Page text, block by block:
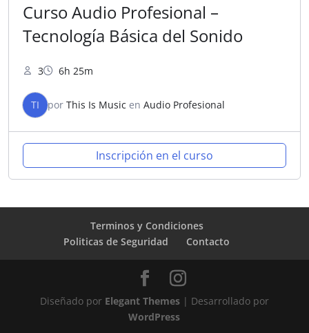
Curso Audio Profesional –
Tecnología Básica del Sonido
3 6h 25m
TI por This Is Music en Audio Profesional
Inscripción en el curso
Terminos y Condiciones
Politicas de Seguridad
Contacto
Diseñado por Elegant Themes| Desarrollado por
WordPress